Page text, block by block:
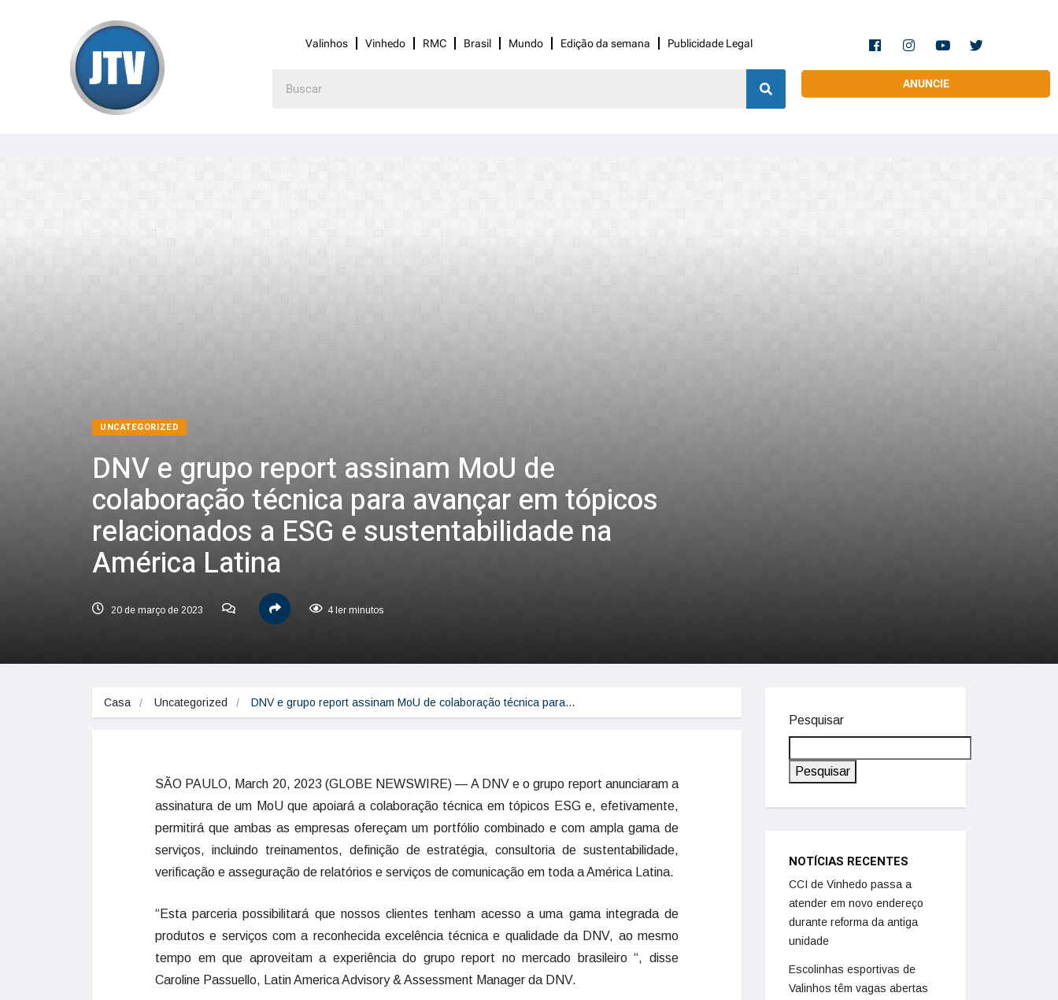
Valinhos Vinhedo RMC Brasil Mundo Edição da semana Publicidade Legal
ANUNCIE
UNCATEGORIZED
DNV e grupo report assinam MoU de
colaboração técnica para avançar em tópicos
relacionados a ESG e sustentabilidade na
América Latina
20 de março de 2023 4 ler minutos
Casa Uncategorized DNV e grupo report assinam MoU de colaboração técnica para…
SÃO PAULO, March 20, 2023 (GLOBE NEWSWIRE) — A DNV e o grupo report anunciaram a
assinatura de um MoU que apoiará a colaboração técnica em tópicos ESG e, efetivamente,
permitirá que ambas as empresas ofereçam um portfólio combinado e com ampla gama de
serviços, incluindo treinamentos, definição de estratégia, consultoria de sustentabilidade,
verificação e asseguração de relatórios e serviços de comunicação em toda a América Latina.
“Esta parceria possibilitará que nossos clientes tenham acesso a uma gama integrada de
produtos e serviços com a reconhecida excelência técnica e qualidade da DNV, ao mesmo
tempo em que aproveitam a experiência do grupo report no mercado brasileiro “, disse
Caroline Passuello, Latin America Advisory & Assessment Manager da DNV.
Pesquisar
Pesquisar
NOTÍCIAS RECENTES
CCI de Vinhedo passa a
atender em novo endereço
durante reforma da antiga
unidade
Escolinhas esportivas de
Valinhos têm vagas abertas